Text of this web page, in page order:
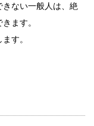
ない一般人は、絶
ます。
す。